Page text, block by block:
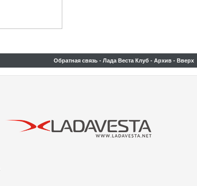
Обратная связь - Лада Веста Клуб - Архив - Вверх